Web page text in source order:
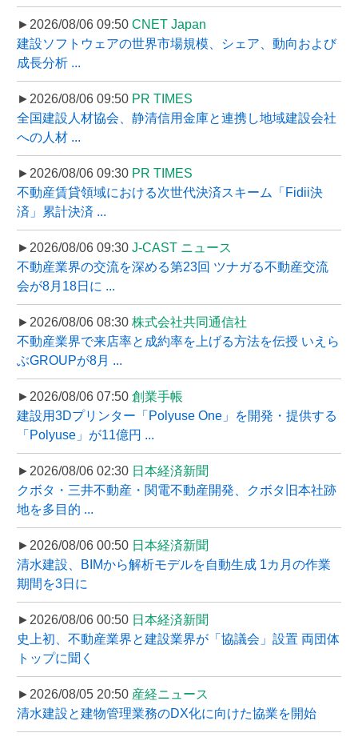
►2026/08/06 09:50 CNET Japan
建設ソフトウェアの世界市場規模、シェア、動向および
成長分析 ...
►2026/08/06 09:50 PR TIMES
全国建設人材協会、静清信用金庫と連携し地域建設会社
への人材 ...
►2026/08/06 09:30 PR TIMES
不動産賃貸領域における次世代決済スキーム「Fidii決
済」累計決済 ...
►2026/08/06 09:30 J-CAST ニュース
不動産業界の交流を深める第23回 ツナガる不動産交流
会が8月18日に ...
►2026/08/06 08:30 株式会社共同通信社
不動産業界で来店率と成約率を上げる方法を伝授 いえら
ぶGROUPが8月 ...
►2026/08/06 07:50 創業手帳
建設用3Dプリンター「Polyuse One」を開発・提供する
「Polyuse」が11億円 ...
►2026/08/06 02:30 日本経済新聞
クボタ・三井不動産・関電不動産開発、クボタ旧本社跡
地を多目的 ...
►2026/08/06 00:50 日本経済新聞
清水建設、BIMから解析モデルを自動生成 1カ月の作業
期間を3日に
►2026/08/06 00:50 日本経済新聞
史上初、不動産業界と建設業界が「協議会」設置 両団体
トップに聞く
►2026/08/05 20:50 産経ニュース
清水建設と建物管理業務のDX化に向けた協業を開始